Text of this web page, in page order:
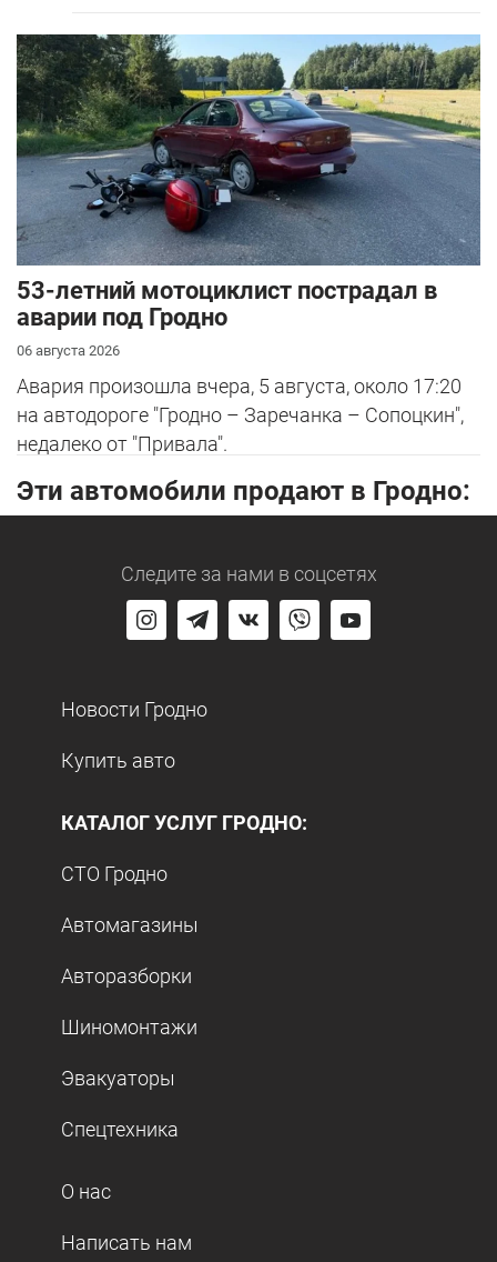
53-летний мотоциклист пострадал в
аварии под Гродно
06 августа 2026
Авария произошла вчера, 5 августа, около 17:20
на автодороге "Гродно – Заречанка – Сопоцкин",
недалеко от "Привала".
Эти автомобили продают в Гродно:
Следите за нами в соцсетях
Новости Гродно
Купить авто
КАТАЛОГ УСЛУГ ГРОДНО:
СТО Гродно
Автомагазины
Авторазборки
Шиномонтажи
Эвакуаторы
Спецтехника
О нас
Написать нам